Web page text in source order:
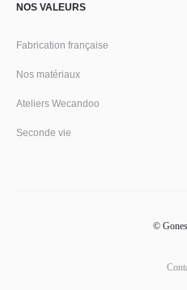
NOS VALEURS
Fabrication française
Nos matériaux
Ateliers Wecandoo
Seconde vie
©